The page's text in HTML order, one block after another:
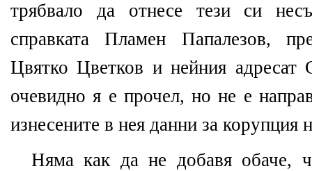
трябвало да отнесе тези си
справката Пламен Папалезов,
Цвятко Цветков и нейния адресат
очевидно я е прочел, но не е
изнесените в нея данни за корупция
Няма как да не добавя обаче,